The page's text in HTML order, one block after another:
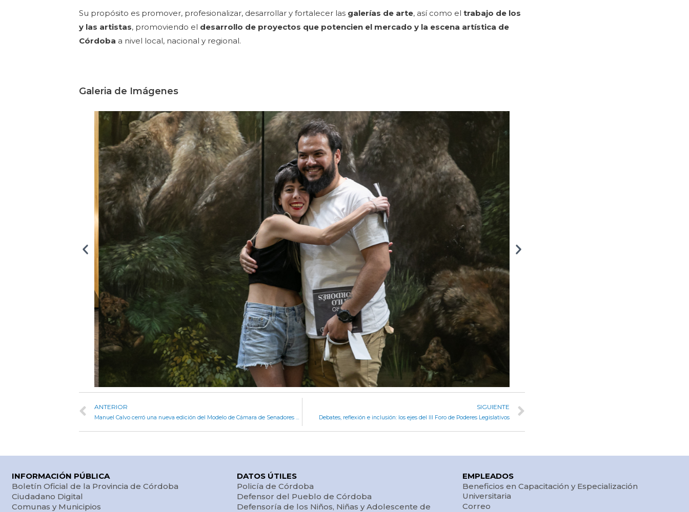
Su propósito es promover, profesionalizar, desarrollar y fortalecer las galerías de arte, así como eltrabajo de los
y las artistas, promoviendo el desarrollo de proyectos que potencien el mercado y la escena artística de
Córdoba a nivel local, nacional y regional.
Galeria de Imágenes
ANTERIOR
Manuel Calvo cerró una nueva edición del Modelo de Cámara de Senadores de OAJNU
SIGUIENTE
Debates, reflexión e inclusión: los ejes del III Foro de Poderes Legislativos
INFORMACIÓN PÚBLICA
Boletín Oficial de la Provincia de Córdoba
Ciudadano Digital
Comunas y Municipios
DATOS ÚTILES
Policía de Córdoba
Defensor del Pueblo de Córdoba
Defensoría de los Niños, Niñas y Adolescente de
EMPLEADOS
Beneficios en Capacitación y Especialización
Universitaria
Correo